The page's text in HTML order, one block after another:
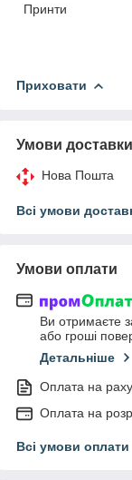
Принти
Приховати
Умови доставки
Нова Пошта
Всі умови
Умови оплати
Ви отримаєте
або гроші
Детальніше
Оплата на
Оплата на
Всі умови оплати